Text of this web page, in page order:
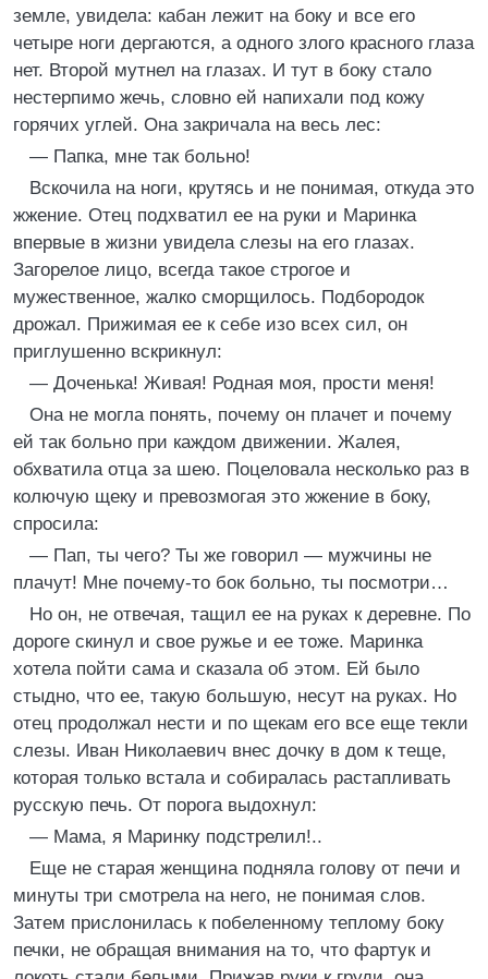
земле, увидела: кабан лежит на боку и все его
четыре ноги дергаются, а одного злого красного глаза
нет. Второй мутнел на глазах. И тут в боку стало
нестерпимо жечь, словно ей напихали под кожу
горячих углей. Она закричала на весь лес:
— Папка, мне так больно!
Вскочила на ноги, крутясь и не понимая, откуда это
жжение. Отец подхватил ее на руки и Маринка
впервые в жизни увидела слезы на его глазах.
Загорелое лицо, всегда такое строгое и
мужественное, жалко сморщилось. Подбородок
дрожал. Прижимая ее к себе изо всех сил, он
приглушенно вскрикнул:
— Доченька! Живая! Родная моя, прости меня!
Она не могла понять, почему он плачет и почему
ей так больно при каждом движении. Жалея,
обхватила отца за шею. Поцеловала несколько раз в
колючую щеку и превозмогая это жжение в боку,
спросила:
— Пап, ты чего? Ты же говорил — мужчины не
плачут! Мне почему-то бок больно, ты посмотри…
Но он, не отвечая, тащил ее на руках к деревне. По
дороге скинул и свое ружье и ее тоже. Маринка
хотела пойти сама и сказала об этом. Ей было
стыдно, что ее, такую большую, несут на руках. Но
отец продолжал нести и по щекам его все еще текли
слезы. Иван Николаевич внес дочку в дом к теще,
которая только встала и собиралась растапливать
русскую печь. От порога выдохнул:
— Мама, я Маринку подстрелил!..
Еще не старая женщина подняла голову от печи и
минуты три смотрела на него, не понимая слов.
Затем прислонилась к побеленному теплому боку
печки, не обращая внимания на то, что фартук и